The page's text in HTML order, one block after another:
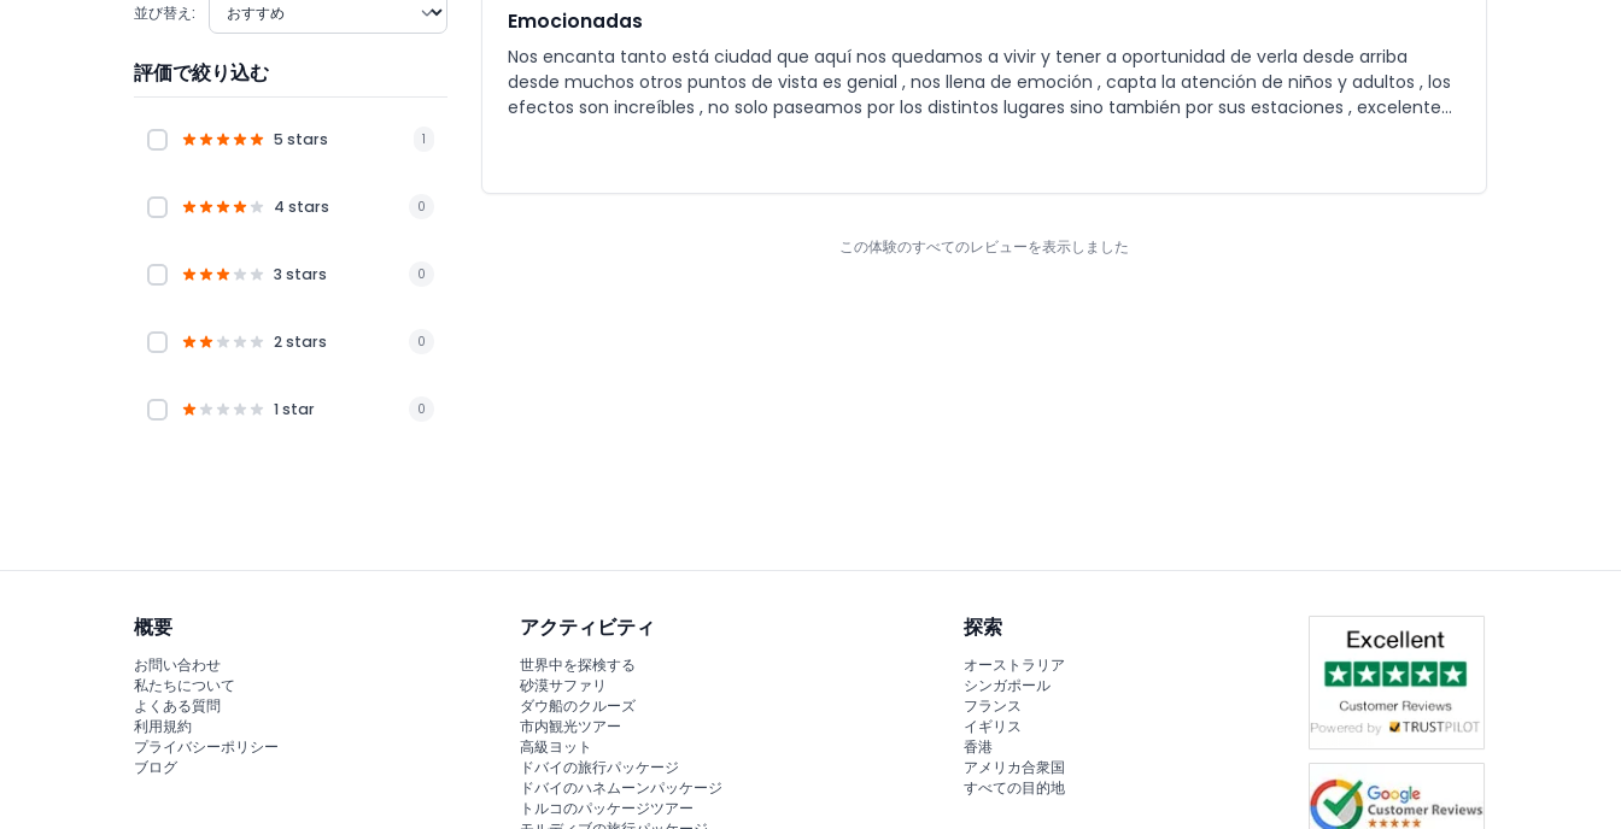
並び替え:
評価で絞り込む
5 stars 1
4 stars 0
3 stars 0
2 stars 0
1 star 0
Emocionadas
Nos encanta tanto está ciudad que aquí nos quedamos a vivir y tener a oportunidad de verla desde arriba
desde muchos otros puntos de vista es genial , nos llena de emoción , capta la atención de niños y adultos , los
efectos son increíbles , no solo paseamos por los distintos lugares sino también por sus estaciones , excelente
この体験のすべてのレビューを表示しました
概要
お問い合わせ
私たちについて
よくある質問
利用規約
プライバシーポリシー
ブログ
アクティビティ
世界中を探検する
砂漠サファリ
ダウ船のクルーズ
市内観光ツアー
高級ヨット
ドバイの旅行パッケージ
ドバイのハネムーンパッケージ
トルコのパッケージツアー
探索
オーストラリア
シンガポール
フランス
イギリス
香港
アメリカ合衆国
すべての目的地